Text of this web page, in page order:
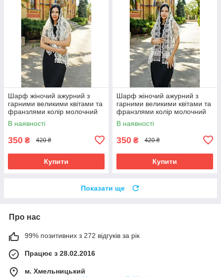
Шарф жіночий ажурний з
гарними великими квітами та
франзлями колір молочний
В наявності
350 ₴ 420 ₴
Купити
Шарф жіночий ажурний з
гарними великими квітами та
франзлями колір молочний
В наявності
350 ₴ 420 ₴
Купити
Показати ще
Про нас
99% позитивних з 272 відгуків за рік
Працює з 28.02.2016
м. Хмельницький